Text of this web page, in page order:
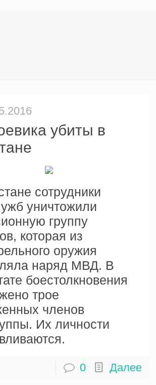
убиты в
сотрудники
уничтожили
группу
которая из
оружия
наряд МВД. В
боестолкновения
трое
членов
Их личности
0 Далее